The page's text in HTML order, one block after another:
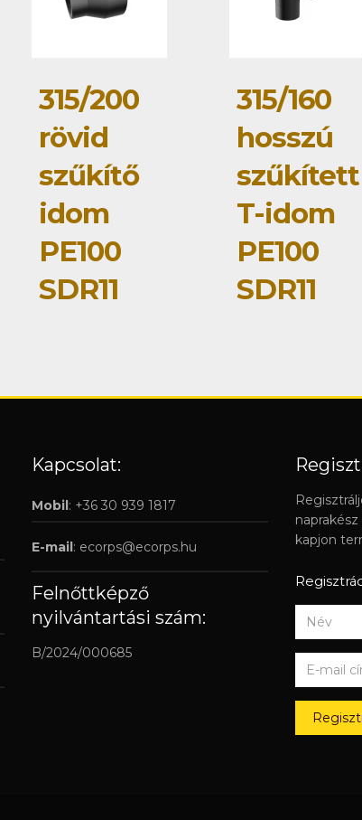
315/200
rövid
szűkítő
idom
PE100
SDR11
315/160
hosszú
szűkített
T-idom
PE100
SDR11
Kapcsolat:
Mobil: +36 30 939 1817
E-mail: ecorps@ecorps.hu
Felnőttképző
nyilvántartási szám:
B/2024/000685
kapjon